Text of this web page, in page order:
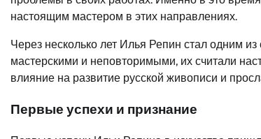
настоящим мастером в этих направлениях.
Через несколько лет Илья Репин стал одним
мастерскими и неповторимыми, их считали
влияние на развитие русской живописи и
Первые успехи и признание